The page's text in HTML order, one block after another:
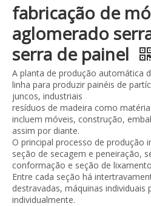
fabricação de
aglomerado
serra de painel
A planta de produção automática
linha para produzir painéis de
juncos, industriais
resíduos de madeira como
incluem móveis, construção,
assim por diante.
O principal processo de produção
seção de secagem e peneiração,
conformação e seção de
Entre cada seção há
destravadas, máquinas
individualmente.